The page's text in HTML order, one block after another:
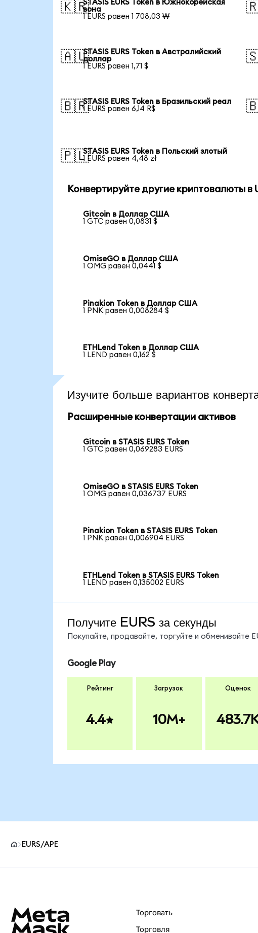
🇰🇷STASIS EURS Token в Южнокорейская
вона
1 EURS равен 1 708,03 ₩
🇦🇺STASIS EURS Token в Австралийский
доллар
1 EURS равен 1,71 $
🇧🇷STASIS EURS Token в Бразильский реал
1 EURS равен 6,14 R$
🇵🇱STASIS EURS Token в Польский злотый
1 EURS равен 4,48 zł
Конвертируйте другие криптовалюты в
Gitcoin в Доллар США
1 GTC равен 0,0831 $
OmiseGO в Доллар США
1 OMG равен 0,0441 $
Pinakion Token в Доллар США
1 PNK равен 0,008284 $
ETHLend Token в Доллар США
1 LEND равен 0,162 $
Изучите больше вариантов
Расширенные конвертации активов
Gitcoin в STASIS EURS Token
1 GTC равен 0,069283 EURS
OmiseGO в STASIS EURS Token
1 OMG равен 0,036737 EURS
Pinakion Token в STASIS EURS Token
1 PNK равен 0,006904 EURS
ETHLend Token в STASIS EURS Token
1 LEND равен 0,135002 EURS
Получите EURS за секунды
Покупайте, продавайте, торгуйте и обменивайте
Google Play
Рейтинг
4.4
Загрузок
10M+
Оценок
EURS/APE
Торговать
Торговля